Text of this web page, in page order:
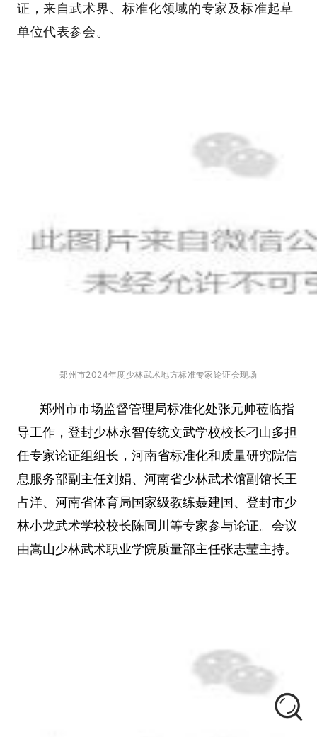
证，来自武术界、标准化领域的专家及标准起草
单位代表参会 。
郑州市2024年度少林武术地方标准专家论证会现场
郑州市市场监督管理局标准化处张元帅莅临指
导工作，登封少林永智传统文武学校校长刁山多担
任专家论证组组长，河南省标准化和质量研究院信
息服务部副主任刘娟、河南省少林武术馆副馆长王
占洋、河南省体育局国家级教练聂建国、登封市少
林小龙武术学校校长陈同川等专家参与论证。会议
由嵩山少林武术职业学院质量部主任张志莹主持。